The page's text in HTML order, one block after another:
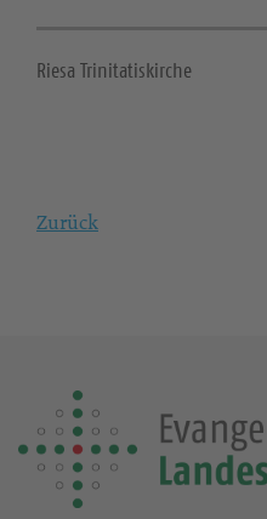
Riesa Trinitatiskirche
Zurück